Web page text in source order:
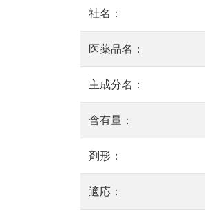
社名：
医薬品名：
主成分名：
含有量：
剤形：
適応：